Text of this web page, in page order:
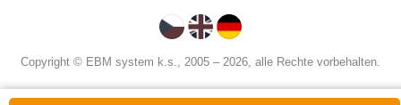
Copyright © EBM system k.s., 2005 – 2026, alle Rechte vorbehalten.